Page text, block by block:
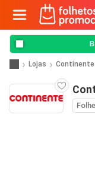
Lojas Continente